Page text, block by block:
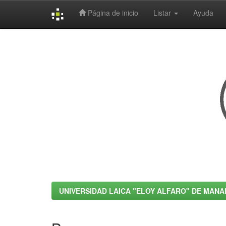
Página de inicio Listar Ayuda
UNIVERSIDAD LAICA "ELOY ALFARO" DE